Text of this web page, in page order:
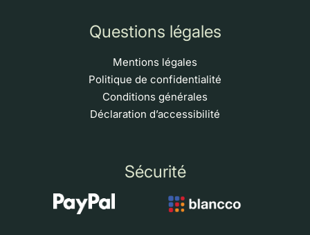
Questions légales
Mentions légales
Politique de confidentialité
Conditions générales
Déclaration d’accessibilité
Sécurité